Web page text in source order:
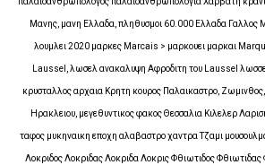
Μανης, μανη Ελλαδα, πληθυσμοι 60.000 Ελλαδα Γαλλος
λουμλει 2020 μαρκες Marcais > μαρκουει μαρκαι
Laussel, λωσελ ανακαλυψη Αφροδιτη του Laussel
κρυσταλλος αρχαια Κρητη κουρος Παλαικαστρο,
Ηρακλειου, μεγεθυντικος φακος Θεσσαλια Κιλελερ
ταφος μυκηναικη εποχη αλαβαστρο χαντρα Τζαμι
Λοκριδος Λοκριδας Λοκριδα Λοκρις Φθιωτιδος